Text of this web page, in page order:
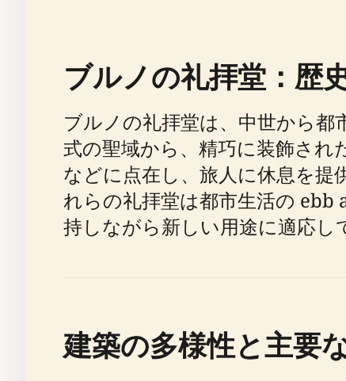
ブルノの礼拝堂：歴
ブルノの礼拝堂は、中世から
式の聖域から、精巧に装飾され
などに点在し、旅人に休息を
れらの礼拝堂は都市生活の ebb
持しながら新しい用途に適応し
建築の多様性と主要